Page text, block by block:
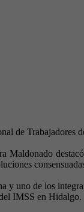
de Trabajadores
Maldonado
y uno de los
IMSS en Hidalgo.